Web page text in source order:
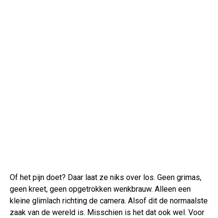
Of het pijn doet? Daar laat ze niks over los. Geen grimas,
geen kreet, geen opgetrokken wenkbrauw. Alleen een
kleine glimlach richting de camera. Alsof dit de normaalste
zaak van de wereld is. Misschien is het dat ook wel. Voor